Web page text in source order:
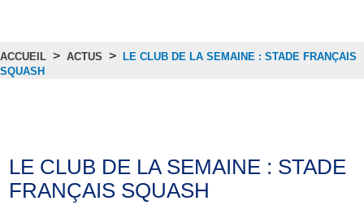
ACCUEIL > ACTUS > LE CLUB DE LA SEMAINE : STADE FRANÇAIS
SQUASH
LE CLUB DE LA SEMAINE : STADE
FRANÇAIS SQUASH